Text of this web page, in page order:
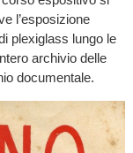
l’esposizione
plexiglass lungo le
archivio delle
documentale.